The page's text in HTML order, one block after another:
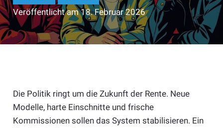
Veröffentlicht am18. Februar 2026
Die Politik ringt um die Zukunft der Rente. Neue
Modelle, harte Einschnitte und frische
Kommissionen sollen das System stabilisieren. Ein